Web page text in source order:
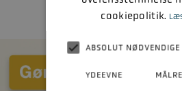
cookiepolitik.
ABSOLUT NØDVENDIGE
YDEEVNE